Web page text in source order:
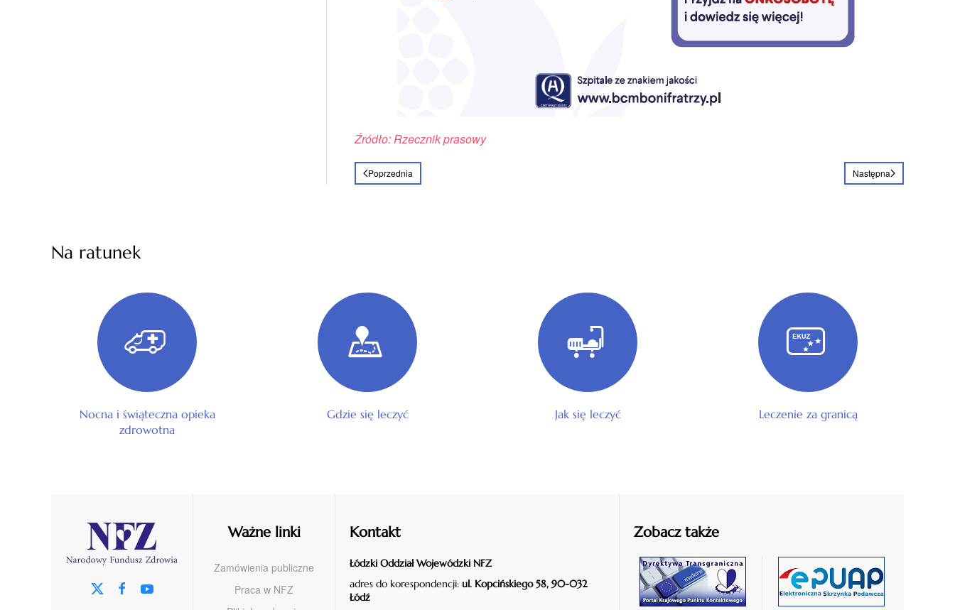
Źródło: Rzecznik prasowy
Poprzednia Następna
Na ratunek
Nocna i świąteczna opieka
zdrowotna
Gdzie się leczyć Jak się leczyć Leczenie za granicą
Ważne linki
Zamówienia publiczne
Praca w NFZ
Kontakt
Łódzki Oddział Wojewódzki NFZ
adres do korespondencji: ul. Kopcińskiego 58, 90-032
Łódź
Zobacz także
czytaj czytaj